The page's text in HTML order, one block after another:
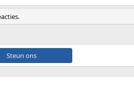
ons